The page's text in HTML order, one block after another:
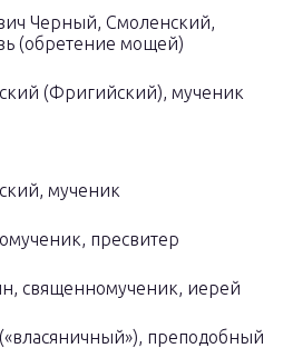
Черный, Смоленский,
(обретение мощей)
(Фригийский), мученик
мученик
пресвитер
священномученик, иерей
преподобный